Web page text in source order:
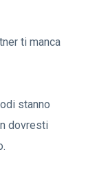
ti manca
stanno
dovresti